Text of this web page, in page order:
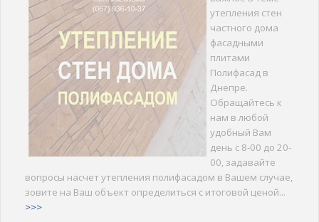
утепления стен
частного дома
фасадными
плитами
Полифасад в
Днепре.
Обращайтесь к
нам в любой
удобный Вам
день с 8-00 до 20-
00, задавайте
вопросы насчет утепления полифасадом в Вашем случае,
зовите на Ваш объект определиться с итоговой ценой...
>>>